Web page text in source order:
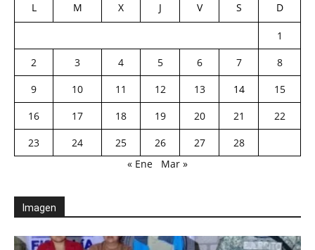
L M X J V S D
1
2
3 4 5 6 7
8
9
10 11 12 13 14
15
16
17 18 19 20 21
22
23
24 25 26 27
28
« Ene
Mar »
Imagen